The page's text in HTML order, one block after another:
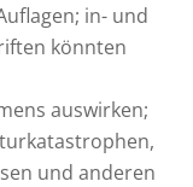
in- und
könnten
auswirken;
und anderen